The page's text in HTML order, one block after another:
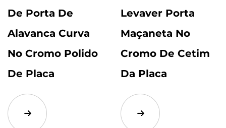
De Porta De
Alavanca Curva
No Cromo Polido
De Placa
Levaver Porta
Maçaneta No
Cromo De Cetim
Da Placa